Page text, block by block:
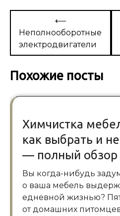
Навигация
по
записям
⟵
Неполнооборотные
электродвигатели
Похожие посты
Химчистка
как выбрать и
— полный обзор
Вы когда-нибудь задумывались, как долг
о ваша мебель
едневной жизнью?
от домашних